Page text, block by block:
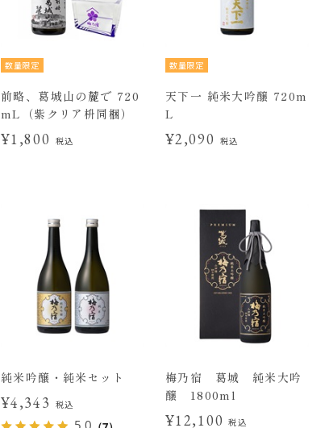
数量限定
前略、葛城山の麓で 720
mL（紫クリア枡同梱）
¥1,800 税込
数量限定
天下一 純米大吟醸 720m
L
¥2,090 税込
純米吟醸・純米セット
¥4,343 税込
梅乃宿 葛城 純米大吟
醸 1800ml
¥12,100税込